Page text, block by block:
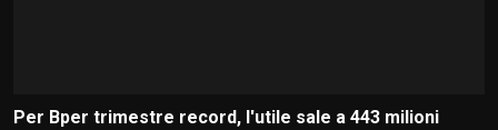
Per Bper trimestre record, l'utile sale a 443 milioni